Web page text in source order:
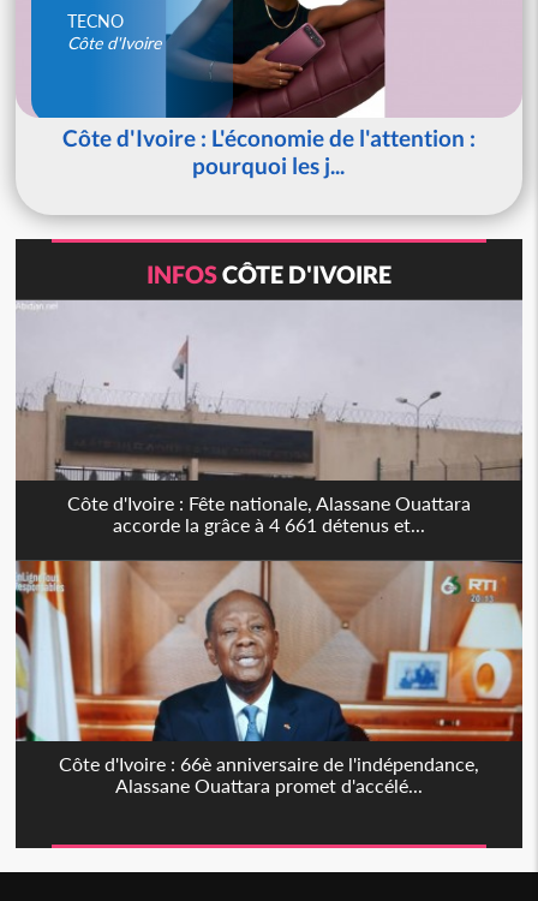
TECNO
Côte d'Ivoire
Côte d'Ivoire : L'économie de l'attention :
pourquoi les j...
INFOSCÔTE D'IVOIRE
Côte d'Ivoire : Fête nationale, Alassane Ouattara
accorde la grâce à 4 661 détenus et...
Côte d'Ivoire : 66è anniversaire de l'indépendance,
Alassane Ouattara promet d'accélé...